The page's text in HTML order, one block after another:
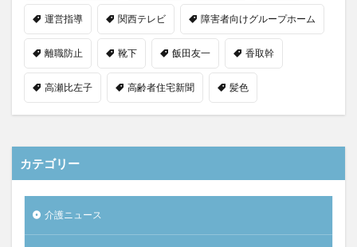
運営指導 関西テレビ 障害者向けグループホーム
離職防止 靴下 飯田友一 香取幹
高瀬比左子 高齢者住宅新聞 髪色
カテゴリー
介護ニュース